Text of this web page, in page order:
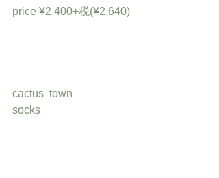
price ¥2,400+税(¥2,640)
cactus  town
socks